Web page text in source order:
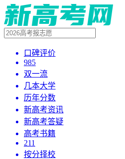
口碑评价
985
双一流
几本大学
历年分数
新高考资讯
新高考答疑
高考书籍
211
按分择校